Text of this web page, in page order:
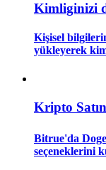
Ticaret bilgileri
Kimliginizi
Kişisel
yükleyerek
Kripto Satın
Bitrue'da
seçeneklerini